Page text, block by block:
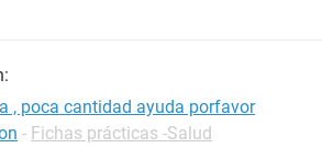
, poca cantidad ayuda porfavor
- Fichas prácticas -Salud